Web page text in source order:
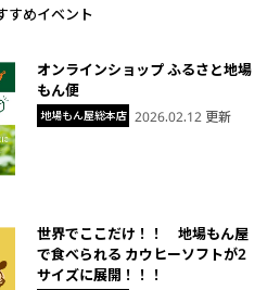
すめイベント
地場もん屋総本店
オンラインショップ ふるさと地場
もん便
2026.02.12 更新
世界でここだけ！！ 地場もん屋
で食べられる カウヒーソフトが2
サイズに展開！！！